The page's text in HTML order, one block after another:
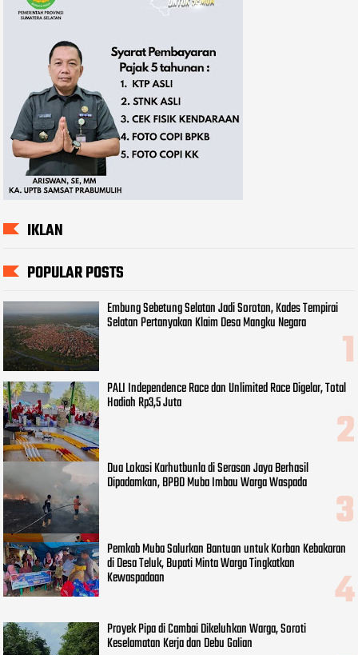
IKLAN
POPULAR POSTS
Embung Sebetung Selatan Jadi Sorotan, Kades Tempirai
Selatan Pertanyakan Klaim Desa Mangku Negara
PALI Independence Race dan Unlimited Race Digelar, Total
Hadiah Rp3,5 Juta
Dua Lokasi Karhutbunla di Serasan Jaya Berhasil
Dipadamkan, BPBD Muba Imbau Warga Waspada
Pemkab Muba Salurkan Bantuan untuk Korban Kebakaran
di Desa Teluk, Bupati Minta Warga Tingkatkan
Kewaspadaan
Proyek Pipa di Cambai Dikeluhkan Warga, Soroti
Keselamatan Kerja dan Debu Galian